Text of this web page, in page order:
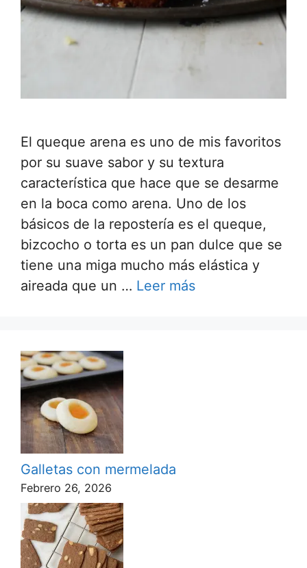
El queque arena es uno de mis favoritos
por su suave sabor y su textura
característica que hace que se desarme
en la boca como arena. Uno de los
básicos de la repostería es el queque,
bizcocho o torta es un pan dulce que se
tiene una miga mucho más elástica y
aireada que un … Leer más
Galletas con mermelada
Febrero 26, 2026